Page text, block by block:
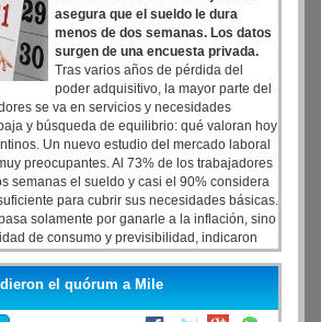
asegura que el sueldo le dura
menos de dos semanas. Los datos
surgen de una encuesta privada.
Tras varios años de pérdida del
poder adquisitivo, la mayor parte del
se va en servicios y necesidades
y búsqueda de equilibrio: qué valoran hoy
Un nuevo estudio del mercado laboral
preocupantes. Al 73% de los trabajadores
semanas el sueldo y casi el 90% considera
para cubrir sus necesidades básicas.
solamente por ganarle a la inflación, sino
de consumo y previsibilidad, indicaron
esos resultados se desprenden
con el salario? de Bumeran, uno de los
Latinoamérica. Además el 74% de los
su poder adquisitivo empeoró en los últimos
el quórum a Mile